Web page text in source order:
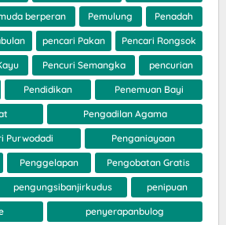
berperan Pemulung Penadah
pencari Pakan Pencari Rongsok
Pencuri Semangka pencurian
Pendidikan Penemuan Bayi
Pengadilan Agama
Purwodadi Penganiayaan
Penggelapan Pengobatan Gratis
pengungsibanjirkudus penipuan
penyerapanbulog